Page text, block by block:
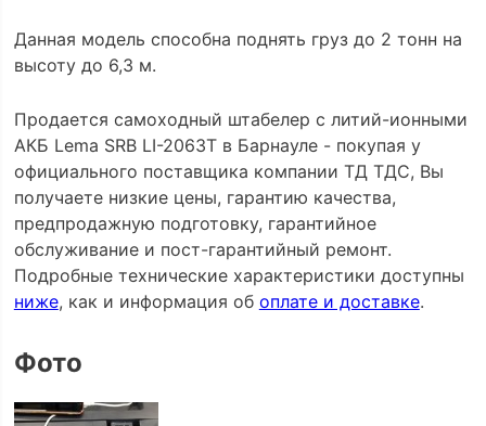
Данная модель способна поднять груз до 2 тонн на
высоту до 6,3 м.
Продается самоходный штабелер с литий-ионными
АКБ Lema SRB LI-2063Т в Барнауле - покупая у
официального поставщика компании ТД ТДС, Вы
получаете низкие цены, гарантию качества,
предпродажную подготовку, гарантийное
обслуживание и пост-гарантийный ремонт.
Подробные технические характеристики доступны
ниже, как и информация об оплате и доставке.
Фото